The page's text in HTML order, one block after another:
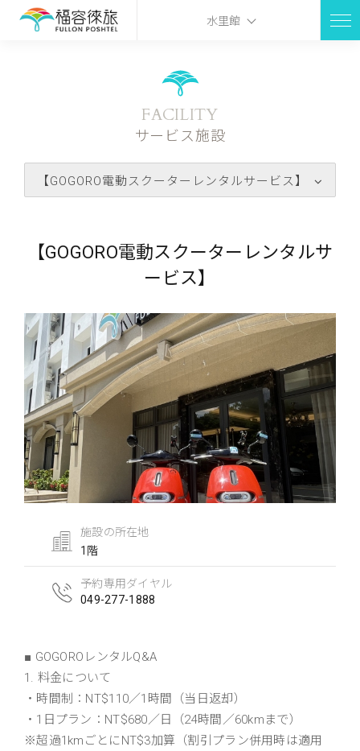
水里館
FACILITY
サービス施設
【GOGORO電動スクーターレンタルサービス】
【GOGORO電動スクーターレンタルサ
ービス】
施設の所在地
1階
予約専用ダイヤル
049-277-1888
■ GOGOROレンタルQ&A
1. 料金について
・時間制：NT$110／1時間（当日返却）
・1日プラン：NT$680／日（24時間／60kmまで）
※超過1kmごとにNT$3加算（割引プラン併用時は適用